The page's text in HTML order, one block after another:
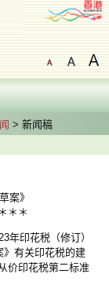
> 新闻稿
案》
＊＊
印花税（修订）
》有关印花税的建
价印花税第二标准